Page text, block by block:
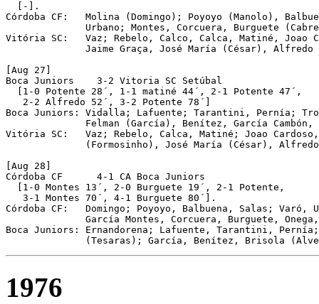
  [-].
Córdoba CF:   Molina (Domingo); Poyoyo (Manolo),
Urbano; Montes, Corcuera, Burguete
Vitória SC:   Vaz; Rebelo, Calco, Calca, Matiné, Joao
Jaime Graça, José María (César),
[Aug 27]
Boca Juniors	3-2 Vitoria SC Setúbal
  [1-0 Potente 28´, 1-1 matiné 44´, 2-1 Potente 47´,
   2-2 Alfredo 52´, 3-2 Potente 78´]
Boca Juniors: Vidalla; Lafuente; Tarantini, Pernía;
Felman (García), Benítez, García Cambón,
Vitória SC:   Vaz; Rebelo, Calca, Matiné; Joao
(Formosinho), José María (César),
[Aug 28]
Córdoba CF	4-1 CA Boca Juniors
  [1-0 Montes 13´, 2-0 Burguete 19´, 2-1 Potente,
   3-1 Montes 70´, 4-1 Burguete 80´].
Córdoba CF:   Domingo; Poyoyo, Balbuena, Salas; Varó,
García Montes, Corcuera, Burguete,
Boca Juniors: Ernandorena; Lafuente, Tarantini,
(Tesaras); García, Benítez, Brisola
1976